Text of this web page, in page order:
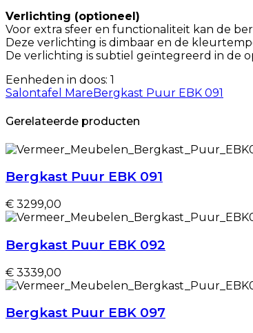
Verlichting (optioneel)
Voor extra sfeer en functionaliteit kan de
Deze verlichting is dimbaar en de
De verlichting is subtiel geïntegreerd in de
Eenheden in doos: 1
Salontafel Mare Bergkast Puur EBK 091
Gerelateerde producten
Bergkast Puur EBK 091
€ 3299,00
Bergkast Puur EBK 092
€ 3339,00
Bergkast Puur EBK 097